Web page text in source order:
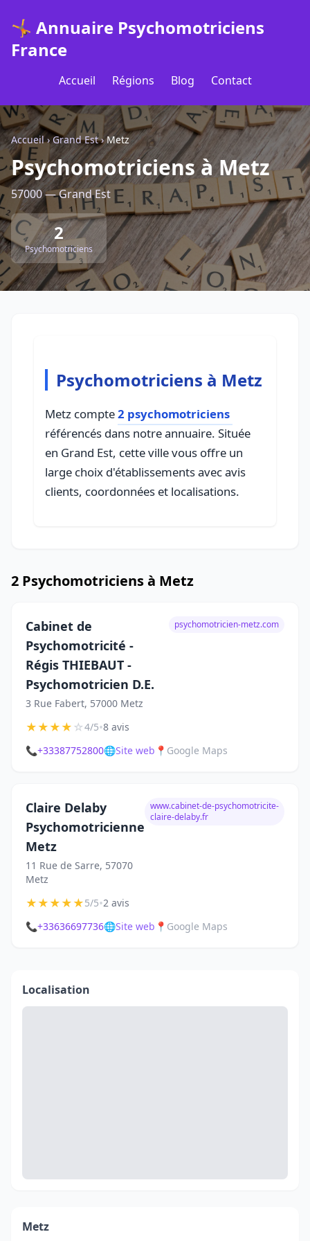
🤸 Annuaire Psychomotriciens
France
Accueil Régions Blog Contact
Accueil›Grand Est›Metz
Psychomotriciens à Metz
57000 — Grand Est
2
Psychomotriciens
Psychomotriciens à Metz
Metz compte2 psychomotriciens
référencés dans notre annuaire. Située
en Grand Est, cette ville vous offre un
large choix d'établissements avec avis
clients, coordonnées et localisations.
2 Psychomotriciens à Metz
Cabinet de
Psychomotricité -
Régis THIEBAUT -
Psychomotricien D.E.
3 Rue Fabert, 57000 Metz
psychomotricien-metz.com
★★★★☆4/5•8 avis
📞+33387752800🌐Site web 📍 Google Maps
Claire Delaby
Psychomotricienne
Metz
11 Rue de Sarre, 57070
Metz
www.cabinet-de-psychomotricite-
claire-delaby.fr
★★★★★5/5•2 avis
📞+33636697736🌐Site web 📍 Google Maps
Localisation
Metz